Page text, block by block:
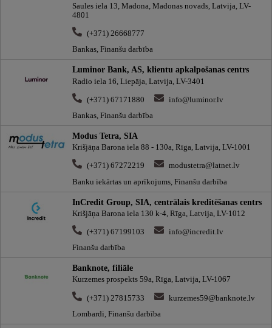
Saules iela 13, Madona, Madonas novads, Latvija, LV-
4801
(+371) 26668777
Bankas, Finanšu darbība
Luminor Bank, AS, klientu apkalpošanas centrs
Radio iela 16, Liepāja, Latvija, LV-3401
(+371) 67171880
info@luminor.lv
Bankas, Finanšu darbība
Modus Tetra, SIA
Krišjāņa Barona iela 88 - 130a, Rīga, Latvija, LV-1001
(+371) 67272219
modustetra@latnet.lv
Banku iekārtas un aprīkojums, Finanšu darbība
InCredit Group, SIA, centrālais kreditēšanas centrs
Krišjāņa Barona iela 130 k-4, Rīga, Latvija, LV-1012
(+371) 67199103
info@incredit.lv
Finanšu darbība
Banknote, filiāle
Kurzemes prospekts 59a, Rīga, Latvija, LV-1067
(+371) 27815733
kurzemes59@banknote.lv
Lombardi, Finanšu darbība